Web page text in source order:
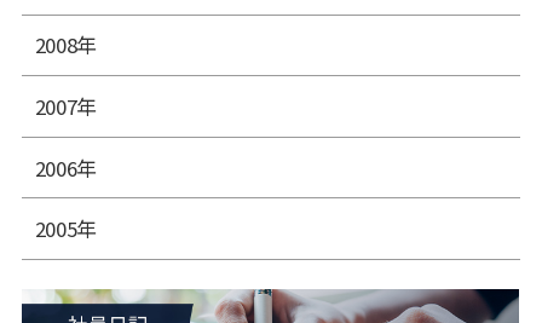
2008年
2007年
2006年
2005年